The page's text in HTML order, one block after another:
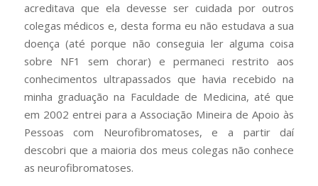
acreditava que ela devesse ser cuidada por outros
colegas médicos e, desta forma eu não estudava a sua
doença (até porque não conseguia ler alguma coisa
sobre NF1 sem chorar) e permaneci restrito aos
conhecimentos ultrapassados que havia recebido na
minha graduação na Faculdade de Medicina, até que
em 2002 entrei para a Associação Mineira de Apoio às
Pessoas com Neurofibromatoses, e a partir daí
descobri que a maioria dos meus colegas não conhece
as neurofibromatoses.